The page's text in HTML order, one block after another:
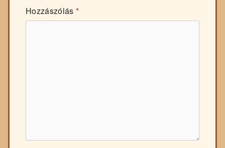
Hozzászólás *